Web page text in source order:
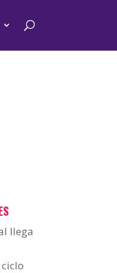
llega